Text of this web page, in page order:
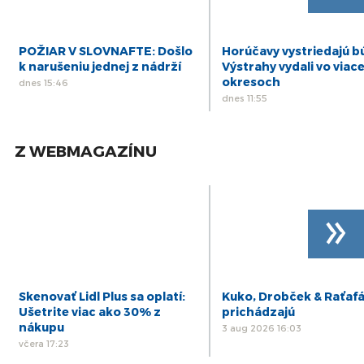
POŽIAR V SLOVNAFTE: Došlo
k narušeniu jednej z nádrží
dnes 15:46
Horúčavy vystriedajú
Výstrahy vydali vo
okresoch
dnes 11:55
Z WEBMAGAZÍNU
Skenovať Lidl Plus sa oplatí:
Ušetrite viac ako 30% z
nákupu
včera 17:23
Kuko, Drobček &
prichádzajú
3 aug 2026 16:03
»